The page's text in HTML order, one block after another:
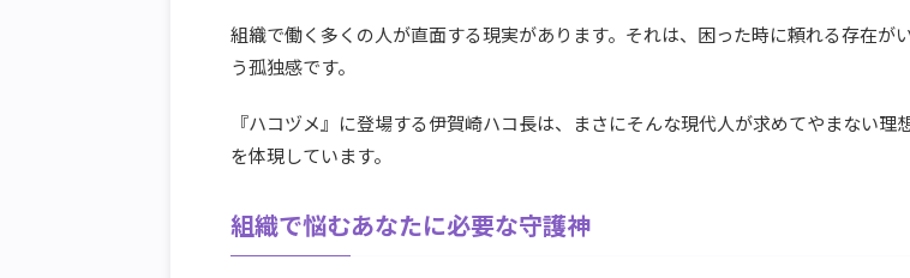
組織で働く多くの人が直面する現実があります。それは、困った時に頼れる存在が
う孤独感です。
『ハコヅメ』に登場する伊賀崎ハコ長は、まさにそんな現代人が求めてやまない理
を体現しています。
組織で悩むあなたに必要な守護神